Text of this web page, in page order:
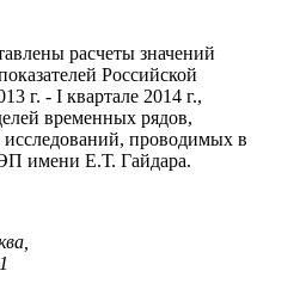
расчеты значений
Российской
г. - I квартале 2014 г.,
временных рядов,
исследований, проводимых в
имени Е.Т. Гайдара.